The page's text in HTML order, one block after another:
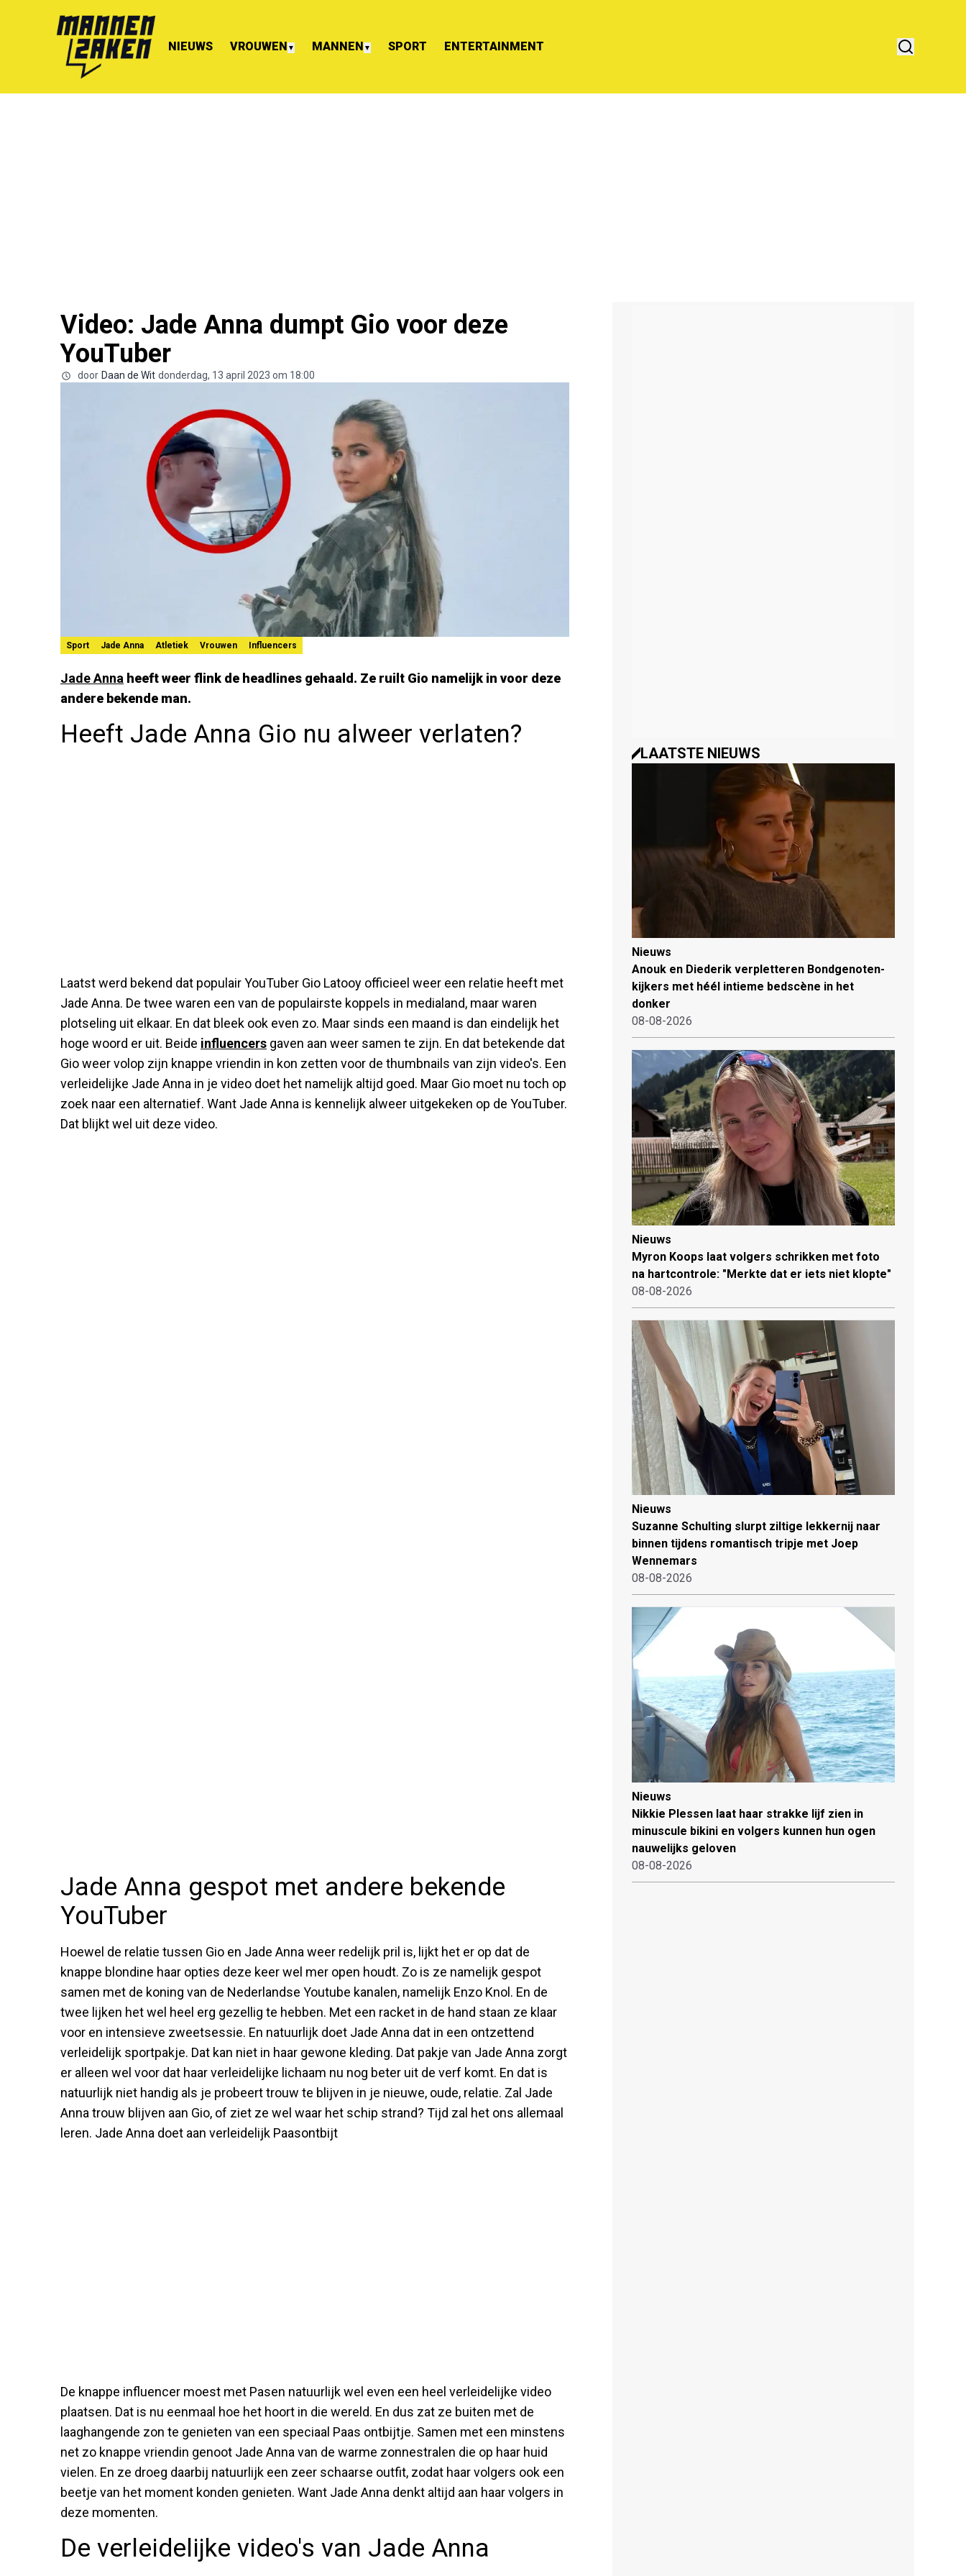
NIEUWS VROUWEN ▼ MANNEN ▼ SPORT ENTERTAINMENT
Video: Jade Anna dumpt Gio voor deze
YouTuber
door Daan de Wit donderdag, 13 april 2023 om 18:00
Sport Jade Anna Atletiek Vrouwen Influencers
Jade Anna heeft weer flink de headlines gehaald. Ze ruilt Gio namelijk in voor deze
andere bekende man.
Heeft Jade Anna Gio nu alweer verlaten?
Laatst werd bekend dat populair YouTuber Gio Latooy officieel weer een relatie heeft met
Jade Anna. De twee waren een van de populairste koppels in medialand, maar waren
plotseling uit elkaar. En dat bleek ook even zo. Maar sinds een maand is dan eindelijk het
hoge woord er uit. Beide influencers gaven aan weer samen te zijn. En dat betekende dat
Gio weer volop zijn knappe vriendin in kon zetten voor de thumbnails van zijn video's. Een
verleidelijke Jade Anna in je video doet het namelijk altijd goed. Maar Gio moet nu toch op
zoek naar een alternatief. Want Jade Anna is kennelijk alweer uitgekeken op de YouTuber.
Dat blijkt wel uit deze video.
Jade Anna gespot met andere bekende
YouTuber
Hoewel de relatie tussen Gio en Jade Anna weer redelijk pril is, lijkt het er op dat de
knappe blondine haar opties deze keer wel mer open houdt. Zo is ze namelijk gespot
samen met de koning van de Nederlandse Youtube kanalen, namelijk Enzo Knol. En de
twee lijken het wel heel erg gezellig te hebben. Met een racket in de hand staan ze klaar
voor en intensieve zweetsessie. En natuurlijk doet Jade Anna dat in een ontzettend
verleidelijk sportpakje. Dat kan niet in haar gewone kleding. Dat pakje van Jade Anna zorgt
er alleen wel voor dat haar verleidelijke lichaam nu nog beter uit de verf komt. En dat is
natuurlijk niet handig als je probeert trouw te blijven in je nieuwe, oude, relatie. Zal Jade
Anna trouw blijven aan Gio, of ziet ze wel waar het schip strand? Tijd zal het ons allemaal
leren. Jade Anna doet aan verleidelijk Paasontbijt
De knappe influencer moest met Pasen natuurlijk wel even een heel verleidelijke video
plaatsen. Dat is nu eenmaal hoe het hoort in die wereld. En dus zat ze buiten met de
laaghangende zon te genieten van een speciaal Paas ontbijtje. Samen met een minstens
net zo knappe vriendin genoot Jade Anna van de warme zonnestralen die op haar huid
vielen. En ze droeg daarbij natuurlijk een zeer schaarse outfit, zodat haar volgers ook een
beetje van het moment konden genieten. Want Jade Anna denkt altijd aan haar volgers in
deze momenten.
De verleidelijke video's van Jade Anna
LAATSTE NIEUWS
Nieuws
Anouk en Diederik verpletteren Bondgenoten-
kijkers met héél intieme bedscène in het
donker
08-08-2026
Nieuws
Myron Koops laat volgers schrikken met foto
na hartcontrole: "Merkte dat er iets niet klopte"
08-08-2026
Nieuws
Suzanne Schulting slurpt ziltige lekkernij naar
binnen tijdens romantisch tripje met Joep
Wennemars
08-08-2026
Nieuws
Nikkie Plessen laat haar strakke lijf zien in
minuscule bikini en volgers kunnen hun ogen
nauwelijks geloven
08-08-2026